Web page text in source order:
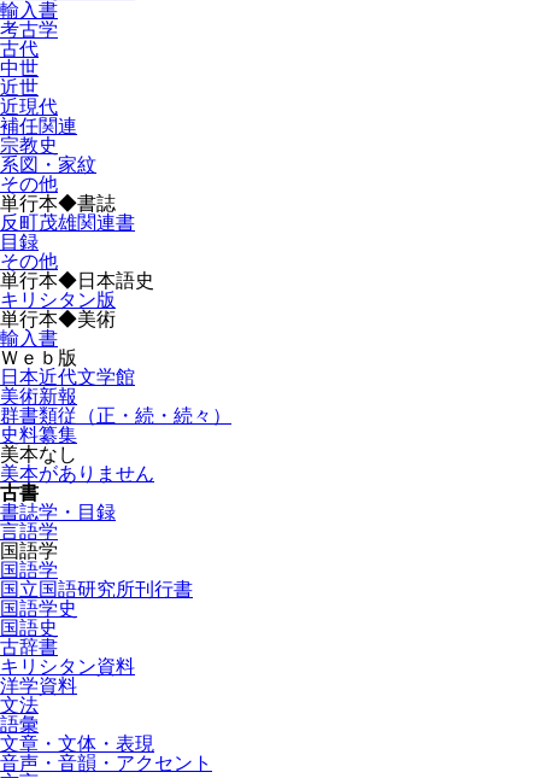
輸入書
考古学
古代
中世
近世
近現代
補任関連
宗教史
系図・家紋
その他
単行本◆書誌
反町茂雄関連書
目録
その他
単行本◆日本語史
キリシタン版
単行本◆美術
輸入書
Ｗｅｂ版
日本近代文学館
美術新報
群書類従（正・続・続々）
史料纂集
美本なし
美本がありません
古書
書誌学・目録
言語学
国語学
国語学
国立国語研究所刊行書
国語学史
国語史
古辞書
キリシタン資料
洋学資料
文法
語彙
文章・文体・表現
音声・音韻・アクセント